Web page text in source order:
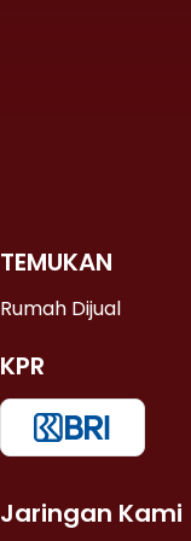
TEMUKAN
Rumah Dijual
KPR
Jaringan Kami